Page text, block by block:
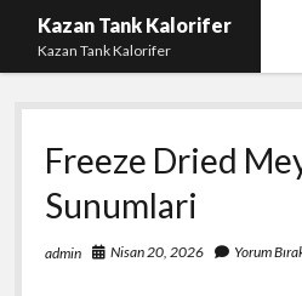
Kazan Tank Kalorifer
Kazan Tank Kalorifer
Igtv Beğeni Çoğaltma
Liste
Sayfa Listesi
Spotify Dinlenme Yükseltme
Freeze Dried
Sunumlari
admin Nisan 20, 2026 Yorum